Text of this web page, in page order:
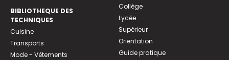
BIBLIOTHEQUE DES
TECHNIQUES
Cuisine
Transports
Mode - Vêtements
Collège
Lycée
Supérieur
Orientation
Guide pratique